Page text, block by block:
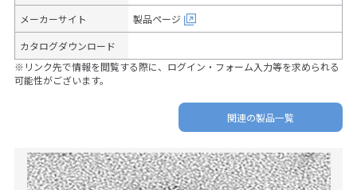
メーカーサイト 製品ページ
カタログダウンロード
※リンク先で情報を閲覧する際に、ログイン・フォーム入力等を求められる
可能性がございます。
関連の製品一覧